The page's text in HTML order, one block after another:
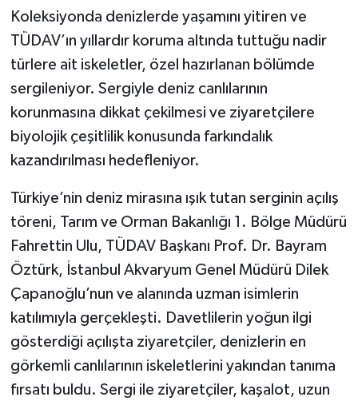
Koleksiyonda denizlerde yaşamını yitiren ve
TÜDAV’ın yıllardır koruma altında tuttuğu nadir
türlere ait iskeletler, özel hazırlanan bölümde
sergileniyor. Sergiyle deniz canlılarının
korunmasına dikkat çekilmesi ve ziyaretçilere
biyolojik çeşitlilik konusunda farkındalık
kazandırılması hedefleniyor.
Türkiye’nin deniz mirasına ışık tutan serginin açılış
töreni, Tarım ve Orman Bakanlığı 1. Bölge Müdürü
Fahrettin Ulu, TÜDAV Başkanı Prof. Dr. Bayram
Öztürk, İstanbul Akvaryum Genel Müdürü Dilek
Çapanoğlu’nun ve alanında uzman isimlerin
katılımıyla gerçekleşti. Davetlilerin yoğun ilgi
gösterdiği açılışta ziyaretçiler, denizlerin en
görkemli canlılarının iskeletlerini yakından tanıma
fırsatı buldu. Sergi ile ziyaretçiler, kaşalot, uzun